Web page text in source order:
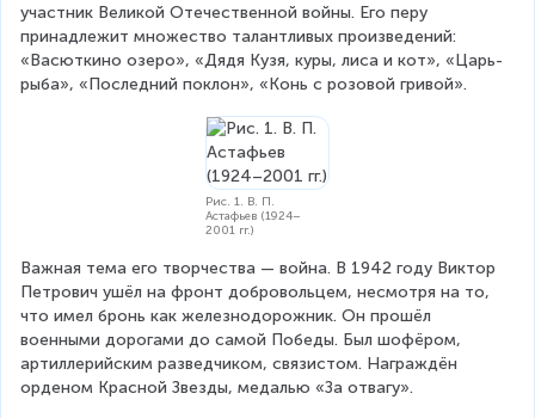
участник Великой Отечественной войны. Его перу
принадлежит множество талантливых произведений:
«Васюткино озеро», «Дядя Кузя, куры, лиса и кот», «Царь-
рыба», «Последний поклон», «Конь с розовой гривой».
Рис. 1. В. П.
Астафьев (1924–
2001 гг.)
Важная тема его творчества — война. В 1942 году Виктор
Петрович ушёл на фронт добровольцем, несмотря на то,
что имел бронь как железнодорожник. Он прошёл
военными дорогами до самой Победы. Был шофёром,
артиллерийским разведчиком, связистом. Награждён
орденом Красной Звезды, медалью «За отвагу».